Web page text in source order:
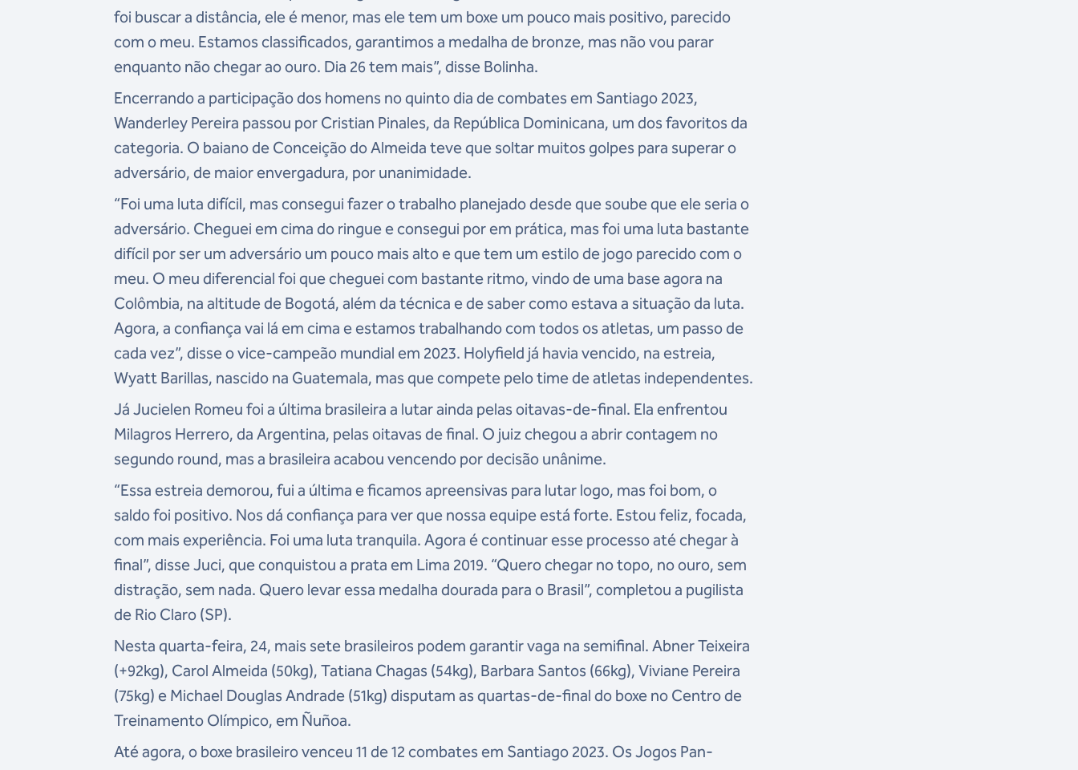
foi buscar a distância, ele é menor, mas ele tem um boxe um pouco mais positivo, parecido
com o meu. Estamos classificados, garantimos a medalha de bronze, mas não vou parar
enquanto não chegar ao ouro. Dia 26 tem mais”, disse Bolinha.
Encerrando a participação dos homens no quinto dia de combates em Santiago 2023,
Wanderley Pereira passou por Cristian Pinales, da República Dominicana, um dos favoritos da
categoria. O baiano de Conceição do Almeida teve que soltar muitos golpes para superar o
adversário, de maior envergadura, por unanimidade.
“Foi uma luta difícil, mas consegui fazer o trabalho planejado desde que soube que ele seria o
adversário. Cheguei em cima do ringue e consegui por em prática, mas foi uma luta bastante
difícil por ser um adversário um pouco mais alto e que tem um estilo de jogo parecido com o
meu. O meu diferencial foi que cheguei com bastante ritmo, vindo de uma base agora na
Colômbia, na altitude de Bogotá, além da técnica e de saber como estava a situação da luta.
Agora, a confiança vai lá em cima e estamos trabalhando com todos os atletas, um passo de
cada vez”, disse o vice-campeão mundial em 2023. Holyfield já havia vencido, na estreia,
Wyatt Barillas, nascido na Guatemala, mas que compete pelo time de atletas independentes.
Já Jucielen Romeu foi a última brasileira a lutar ainda pelas oitavas-de-final. Ela enfrentou
Milagros Herrero, da Argentina, pelas oitavas de final. O juiz chegou a abrir contagem no
segundo round, mas a brasileira acabou vencendo por decisão unânime.
“Essa estreia demorou, fui a última e ficamos apreensivas para lutar logo, mas foi bom, o
saldo foi positivo. Nos dá confiança para ver que nossa equipe está forte. Estou feliz, focada,
com mais experiência. Foi uma luta tranquila. Agora é continuar esse processo até chegar à
final”, disse Juci, que conquistou a prata em Lima 2019. “Quero chegar no topo, no ouro, sem
distração, sem nada. Quero levar essa medalha dourada para o Brasil”, completou a pugilista
de Rio Claro (SP).
Nesta quarta-feira, 24, mais sete brasileiros podem garantir vaga na semifinal. Abner Teixeira
(+92kg), Carol Almeida (50kg), Tatiana Chagas (54kg), Barbara Santos (66kg), Viviane Pereira
(75kg) e Michael Douglas Andrade (51kg) disputam as quartas-de-final do boxe no Centro de
Treinamento Olímpico, em Ñuñoa.
Até agora, o boxe brasileiro venceu 11 de 12 combates em Santiago 2023. Os Jogos Pan-